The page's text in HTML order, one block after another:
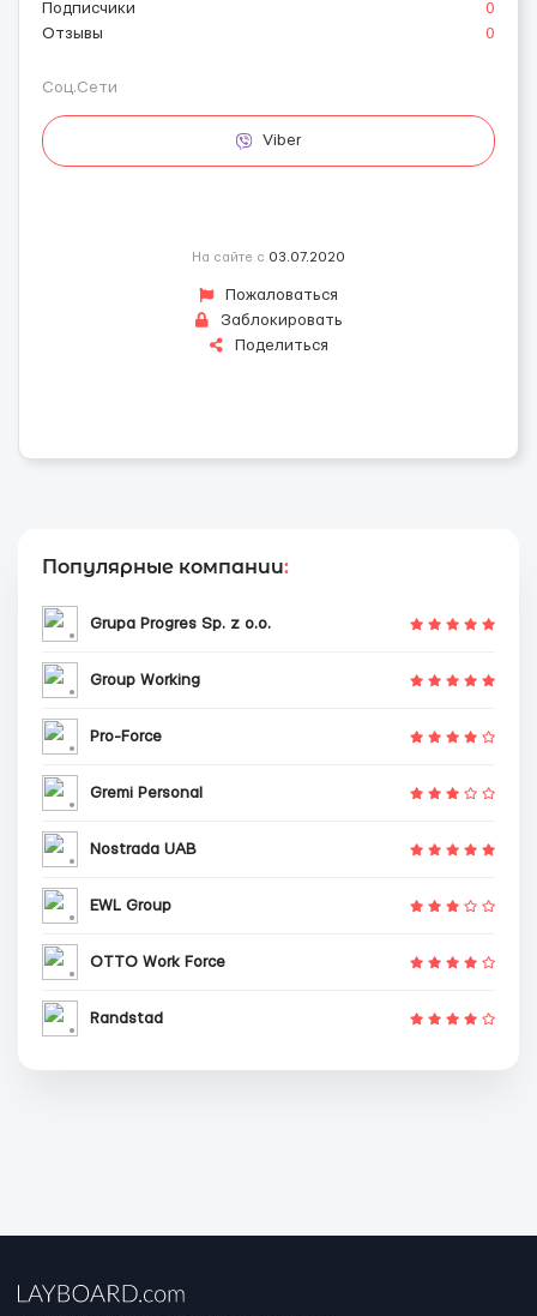
Подписчики
0
Отзывы
0
Соц.Сети
Viber
На сайте с 03.07.2020
Пожаловаться
Заблокировать
Поделиться
Популярные компании:
Grupa Progres Sp. z o.o.
Group Working
Pro-Force
Gremi Personal
Nostrada UAB
EWL Group
OTTO Work Force
Randstad